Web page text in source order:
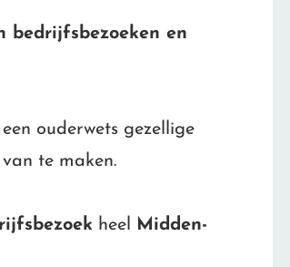
bedrijfsbezoeken en
ouderwets gezellige
te maken.
heel Midden-